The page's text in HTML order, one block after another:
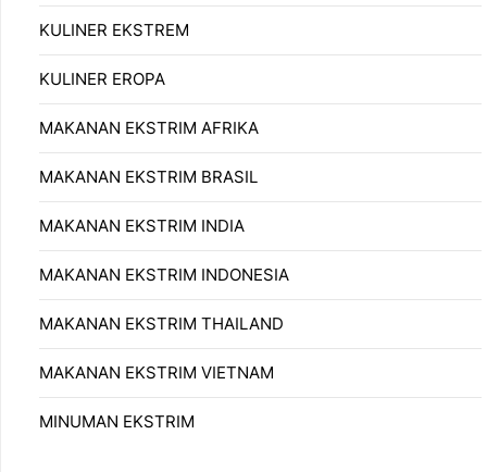
KULINER EKSTREM
KULINER EROPA
MAKANAN EKSTRIM AFRIKA
MAKANAN EKSTRIM BRASIL
MAKANAN EKSTRIM INDIA
MAKANAN EKSTRIM INDONESIA
MAKANAN EKSTRIM THAILAND
MAKANAN EKSTRIM VIETNAM
MINUMAN EKSTRIM